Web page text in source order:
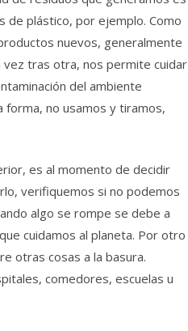
plástico, por ejemplo. Como
nuevos, generalmente
vez tras otra, nos permite cuidar
del ambiente
forma, no usamos y tiramos,
es al momento de decidir
verifiquemos si no podemos
algo se rompe se debe a
cuidamos al planeta. Por otro
otras cosas a la basura.
comedores, escuelas u